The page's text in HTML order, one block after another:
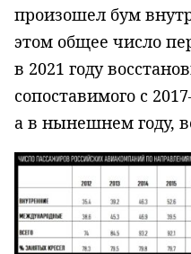
произошел бум
этом общее число
в 2021 году
сопоставимого с
а в нынешнем году,